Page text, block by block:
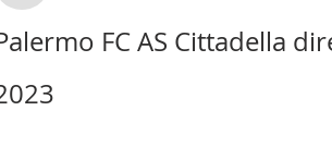
FC AS Cittadella